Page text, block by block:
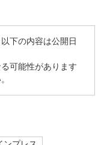
下の内容は公開日
可能性があります